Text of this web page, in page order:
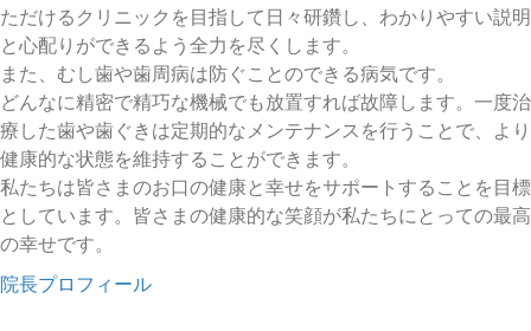
ただけるクリニックを目指して日々研鑽し、わかりやすい説明
と心配りができるよう全力を尽くします。
また、むし歯や歯周病は防ぐことのできる病気です。
どんなに精密で精巧な機械でも放置すれば故障します。一度治
療した歯や歯ぐきは定期的なメンテナンスを行うことで、より
健康的な状態を維持することができます。
私たちは皆さまのお口の健康と幸せをサポートすることを目標
としています。皆さまの健康的な笑顔が私たちにとっての最高
の幸せです。
院長プロフィール